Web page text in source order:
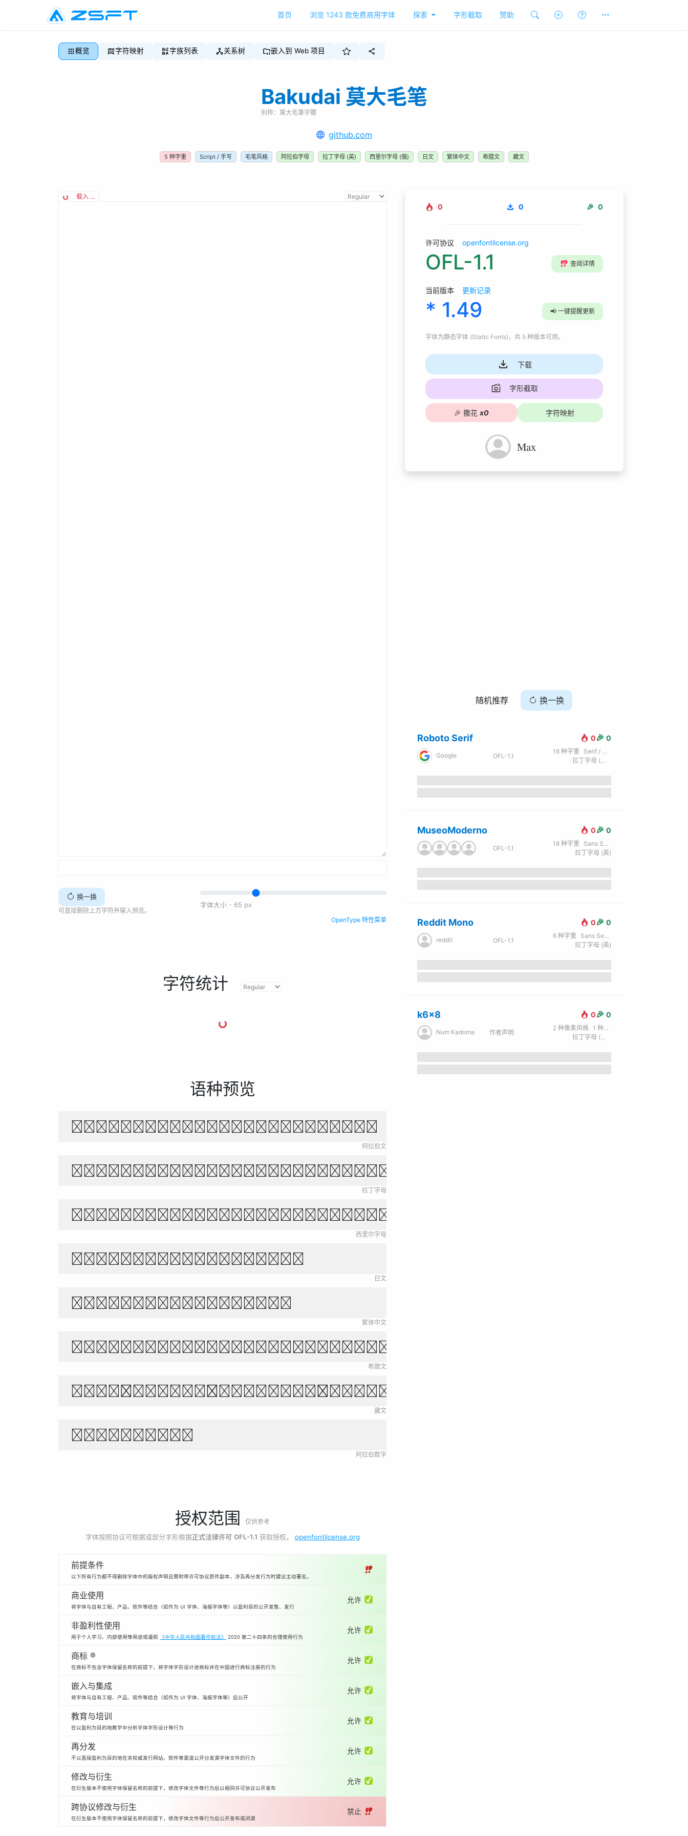
首页 浏览 1243 款免费商用字体 探索 字形截取 赞助
概览 字符映射 字族列表 关系树 嵌入到 Web 项目
Bakudai 莫大毛笔
别称： 莫大毛筆字體
github.com
5 种字重 Script / 手写 毛笔风格 阿拉伯字母 拉丁字母 (英) 西里尔字母 (俄) 日文 繁体中文 希腊文 藏文
载入 ...
换一换
可直接删除上方字符并输入预览。
字体大小 - 65 px
OpenType 特性菜单
字符统计
语种预览
في ضوء القمر، البحر يتلألأ.
阿拉伯文
The quick brown fox jumps over the lazy dog.
拉丁字母
Белый снег тихо падает, звёзды мерцают в ночи.
西里尔字母
あきのよの つきにさびしき をがはらや
日文
世界宇宙浩瀚無垠，科技創新永無止境。
繁体中文
Θέλει αρετή και τόλμη η ελευθερία.
希腊文
བདག་གིས་བདག་ཉིད་ལ་གནས་ཏེ་བདག་གིས་བདག་ཉིད་ལ་བརྩེ་བ།
藏文
1234567890
阿拉伯数字
授权范围 仅供参考
字体按照协议可根据或部分字形根据正式法律许可 OFL-1.1 获取授权。 openfontlicense.org
前提条件
以下所有行为都不得删除字体中的版权声明且需附带许可协议原件副本，涉及再分发行为时建议主动署名。
‼
商业使用
将字体与自有工程、产品、软件等结合（如作为 UI 字体、海报字体等）以盈利目的公开发售、发行
允许 ✅
非盈利性使用
用于个人学习、内部使用等用途或遵照 《中华人民共和国著作权法》 2020 第二十四条的合理使用行为
允许 ✅
商标 ®
在商标不包含字体保留名称的前提下，将字体字形设计进商标并在中国进行商标注册的行为
允许 ✅
嵌入与集成
将字体与自有工程、产品、软件等结合（如作为 UI 字体、海报字体等）后公开
允许 ✅
教育与培训
在以盈利为目的地教学中分析字体字形设计等行为
允许 ✅
再分发
不以直接盈利为目的地在非权威发行网站、软件等渠道公开分发源字体文件的行为
允许 ✅
修改与衍生
在衍生版本不使用字体保留名称的前提下，修改字体文件等行为后以相同许可协议公开发布
允许 ✅
跨协议修改与衍生
在衍生版本不使用字体保留名称的前提下，修改字体文件等行为后公开发布或闭源
禁止 ‼️
0 0 🎉 0
许可协议 openfontlicense.org
OFL-1.1 ⁉️ 查阅详情
当前版本 更新记录
* 1.49 📢 一键提醒更新
字体为静态字体 (Static Fonts) ，共 5 种版本可用。
下载
字形截取
🎉 撒花 x0 字符映射
Max
随机推荐 换一换
Roboto Serif 0🎉 0
Google OFL-1.1
18 种字重
Serif / 衬线
拉丁字母 (英) / 西里尔字母 (俄)
MuseoModerno 0🎉 0
Cosgaya / Gatti / Romero / Omnibus-Type
OFL-1.1
18 种字重
Sans Serif / 无衬线
拉丁字母 (英)
Reddit Mono 0🎉 0
reddit OFL-1.1
6 种字重
Sans Serif / 无衬线
拉丁字母 (英)
k6x8 0🎉 0
Num Kadoma 作者声明
2 种像素风格 1 种字重
拉丁字母 (英) / 西里尔字母 (俄) / 日文 / 繁体中文 / 希腊文